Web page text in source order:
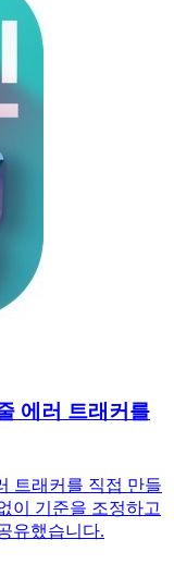
에러 트래커를
트래커를 직접 만들
이 기준을 조정하고
유했습니다.